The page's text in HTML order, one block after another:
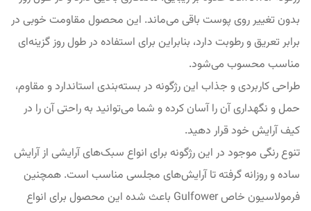
بدون تغییر روی پوست باقی می‌ماند. این محصول مقاومت خوبی در
برابر تعریق و رطوبت دارد، بنابراین برای استفاده در طول روز گزینه‌ای
مناسب محسوب می‌شود.
طراحی کاربردی و جذاب این رژگونه در بسته‌بندی استاندارد و مقاوم،
حمل و نگهداری آن را آسان کرده و شما می‌توانید به راحتی آن را در
کیف آرایش خود قرار دهید.
تنوع رنگی موجود در این رژگونه برای انواع سبک‌های آرایشی از آرایش
ساده و روزانه گرفته تا آرایش‌های مجلسی مناسب است. همچنین
فرمولاسیون خاص Gulfower باعث شده این محصول برای انواع